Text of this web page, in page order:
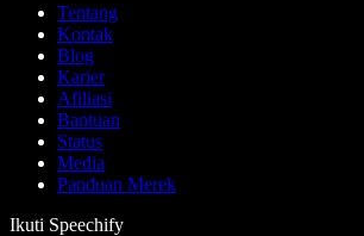
Tentang
Kontak
Blog
Karier
Afiliasi
Bantuan
Status
Media
Panduan Merek
Ikuti Speechify